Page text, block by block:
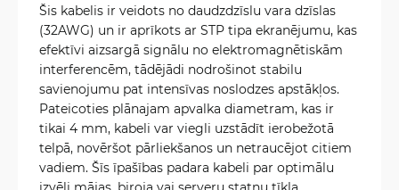
Šis kabelis ir veidots no daudzdzīslu vara dzīslas
(32AWG) un ir aprīkots ar STP tipa ekranējumu, kas
efektīvi aizsargā signālu no elektromagnētiskām
interferencēm, tādējādi nodrošinot stabilu
savienojumu pat intensīvas noslodzes apstākļos.
Pateicoties plānajam apvalka diametram, kas ir
tikai 4 mm, kabeli var viegli uzstādīt ierobežotā
telpā, novēršot pārliekšanos un netraucējot citiem
vadiem. Šīs īpašības padara kabeli par optimālu
izvēli mājas, biroja vai serveru statņu tīkla